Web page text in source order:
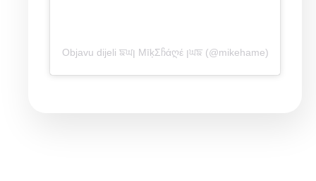
Objavu dijeli ਙਘן MīķΣჩάღέ ןਘਙ (@mikehame)